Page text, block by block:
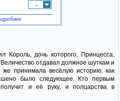
-
Король, дочь которого, Принцесса,
отдавал должное шуткам и
принимала весёлую историю, как
было следующее. Кто первым
и её руку, и полцарства в